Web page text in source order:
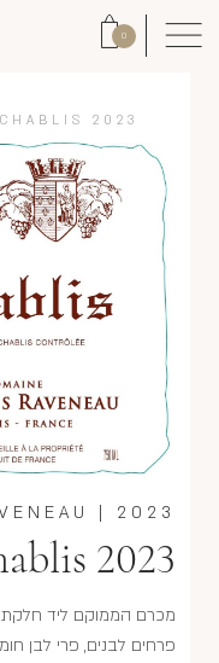
0
CHABLIS 2023
2023
2023
פרחים לבנים, פרי לבן